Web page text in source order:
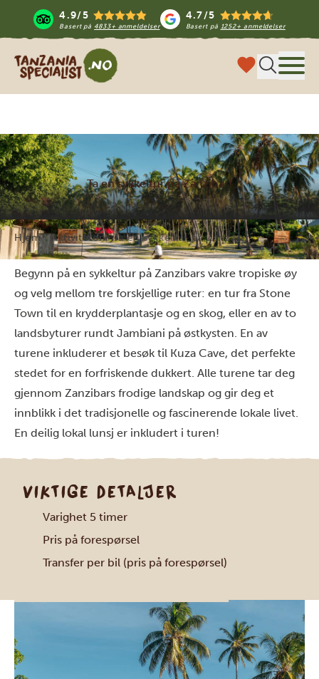
4.9/5
Basert på 4833+ anmeldelser
4.7/5
Basert på 1252+ anmeldelser
Tanzania Specialist
Ta en sykkeltur på Zanzibar!
Hjem Aktiviteter Ta en sykkeltur på Zanzibar!
Begynn på en sykkeltur på Zanzibars vakre tropiske øy
og velg mellom tre forskjellige ruter: en tur fra Stone
Town til en krydderplantasje og en skog, eller en av to
landsbyturer rundt Jambiani på østkysten. En av
turene inkluderer et besøk til Kuza Cave, det perfekte
stedet for en forfriskende dukkert. Alle turene tar deg
gjennom Zanzibars frodige landskap og gir deg et
innblikk i det tradisjonelle og fascinerende lokale livet.
En deilig lokal lunsj er inkludert i turen!
VIKTIGE DETALJER
Varighet 5 timer
Pris på forespørsel
Transfer per bil (pris på forespørsel)